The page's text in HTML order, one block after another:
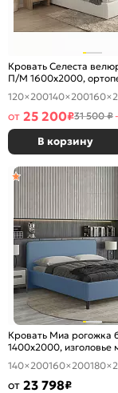
Кровать Селеста
П/М 1600x2000,
основание, изголовье
120×200140×200
от 25 200₽31 500 ₽
В корзину
Кровать Миа рогожка
1400x2000, изголовье
140×200160×200
от 23 798₽